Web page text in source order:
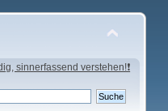
sinnerfassend verstehen!❗